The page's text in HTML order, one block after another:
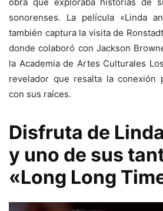
sonorenses. La película «Linda
también captura la visita de
donde colaboró con Jackson
la Academia de Artes Culturales
revelador que resalta la conexión
con sus raíces.
Disfruta de
y uno de sus
«Long Long